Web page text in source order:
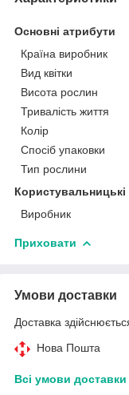
Основні атрибути
Країна виробник
Вид квітки
Висота рослин
Тривалість життя
Колір
Спосіб упаковки
Тип рослини
Користувальницькі
Виробник
Приховати
Умови доставки
Доставка
Нова Пошта
Всі умови доставки